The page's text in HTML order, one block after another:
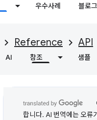
우수사례 블로그
Reference API
AI 참조 샘플
합니다. AI 번역에는 오류